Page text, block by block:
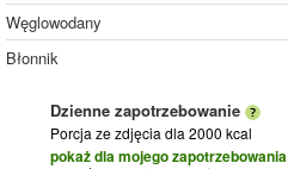
Węglowodany
Błonnik
Dzienne zapotrzebowanie
Porcja ze zdjęcia dla 2000 kcal
pokaż dla mojego zapotrzebowania